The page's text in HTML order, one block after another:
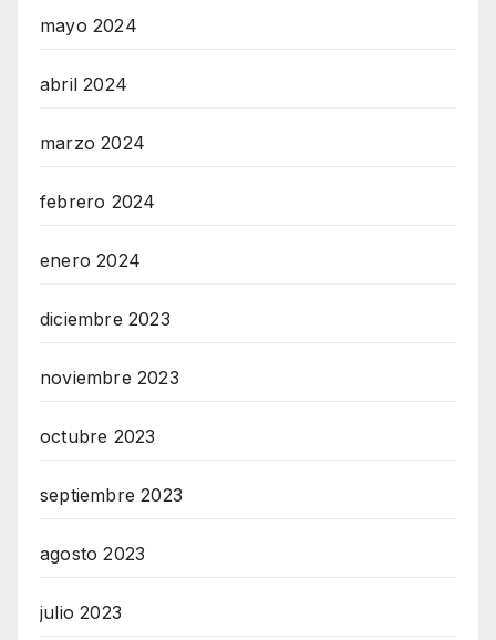
mayo 2024
abril 2024
marzo 2024
febrero 2024
enero 2024
diciembre 2023
noviembre 2023
octubre 2023
septiembre 2023
agosto 2023
julio 2023